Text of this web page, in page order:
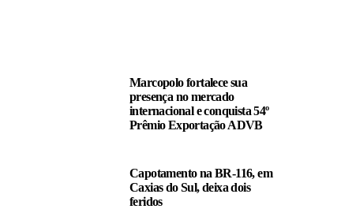
Marcopolo fortalece sua
presença no mercado
internacional e conquista 54º
Prêmio Exportação ADVB
Capotamento na BR-116, em
Caxias do Sul, deixa dois
feridos